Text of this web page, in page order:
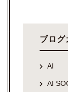
ブログ
AI
AI